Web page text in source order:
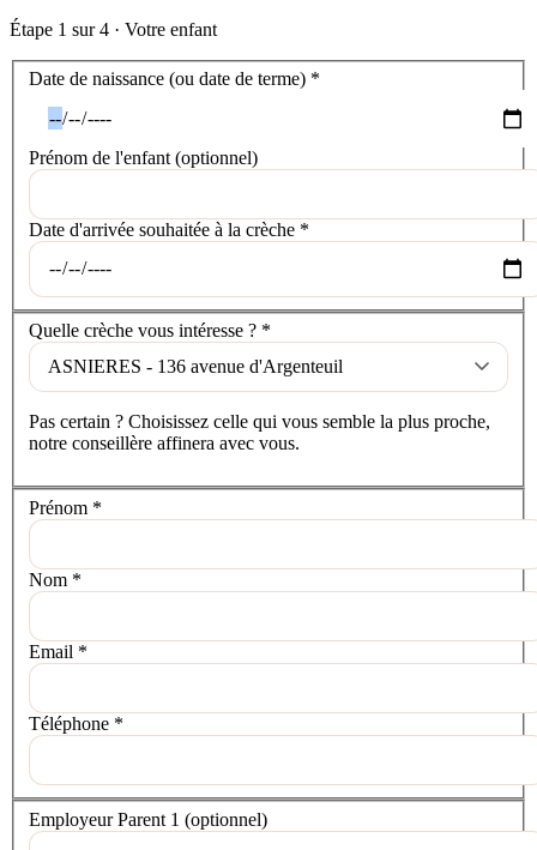
Étape 1 sur 4 · Votre enfant
Votre enfant
Date de naissance (ou date de terme) *
Prénom de l'enfant (optionnel)
Date d'arrivée souhaitée à la crèche *
La crèche
Quelle crèche vous intéresse ? *
Pas certain ? Choisissez celle qui vous semble la plus proche,
notre conseillère affinera avec vous.
Vos coordonnées
Prénom *
Nom *
Email *
Téléphone *
Votre situation
Employeur Parent 1 (optionnel)